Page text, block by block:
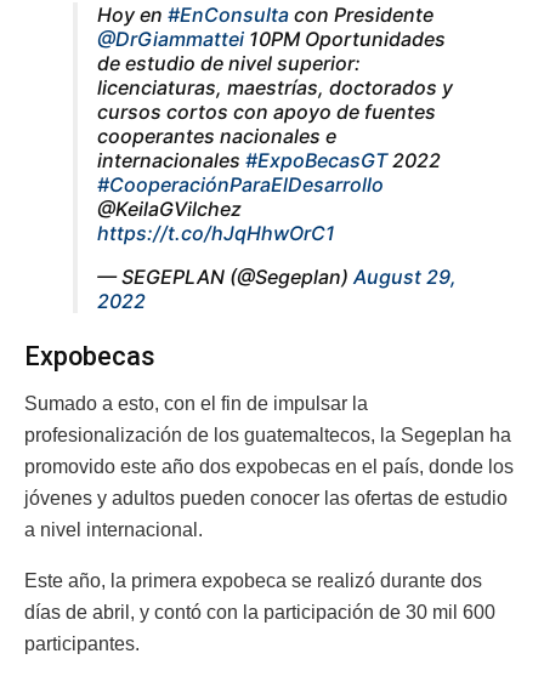
Hoy en #EnConsulta con Presidente
@DrGiammattei 10PM Oportunidades
de estudio de nivel superior:
licenciaturas, maestrías, doctorados y
cursos cortos con apoyo de fuentes
cooperantes nacionales e
internacionales #ExpoBecasGT2022
#CooperaciónParaElDesarrollo
@KeilaGVilchez
https://t.co/hJqHhwOrC1
— SEGEPLAN (@Segeplan) August 29,
2022
Expobecas
Sumado a esto, con el fin de impulsar la
profesionalización de los guatemaltecos, la Segeplan ha
promovido este año dos expobecas en el país, donde los
jóvenes y adultos pueden conocer las ofertas de estudio
a nivel internacional.
Este año, la primera expobeca se realizó durante dos
días de abril, y contó con la participación de 30 mil 600
participantes.